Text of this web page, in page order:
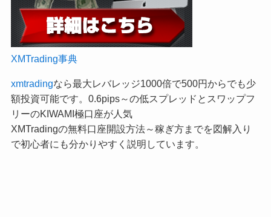
XMTrading事典
xmtradingなら最大レバレッジ1000倍で500円からでも少
額投資可能です。0.6pips～の低スプレッドとスワップフ
リーのKIWAMI極口座が人気
XMTradingの無料口座開設方法～稼ぎ方までを図解入り
で初心者にも分かりやすく説明しています。